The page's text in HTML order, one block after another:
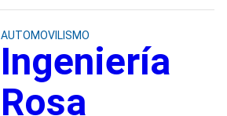
AUTOMOVILISMO
Ingeniería
Rosa